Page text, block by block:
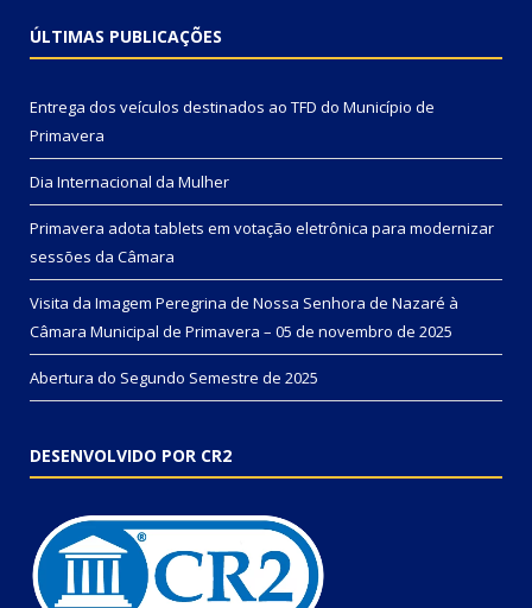
ÚLTIMAS PUBLICAÇÕES
Entrega dos veículos destinados ao TFD do Município de
Primavera
Dia Internacional da Mulher
Primavera adota tablets em votação eletrônica para modernizar
sessões da Câmara
Visita da Imagem Peregrina de Nossa Senhora de Nazaré à
Câmara Municipal de Primavera – 05 de novembro de 2025
Abertura do Segundo Semestre de 2025
DESENVOLVIDO POR CR2